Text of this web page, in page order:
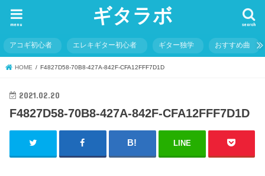
ギタラボ search
menu
アコギ初心者 エレキギター初心者 ギター独学 おすすめ曲
HOME F4827D58-70B8-427A-842F-CFA12FFF7D1D
2021.02.20
F4827D58-70B8-427A-842F-CFA12FFF7D1D
LINE